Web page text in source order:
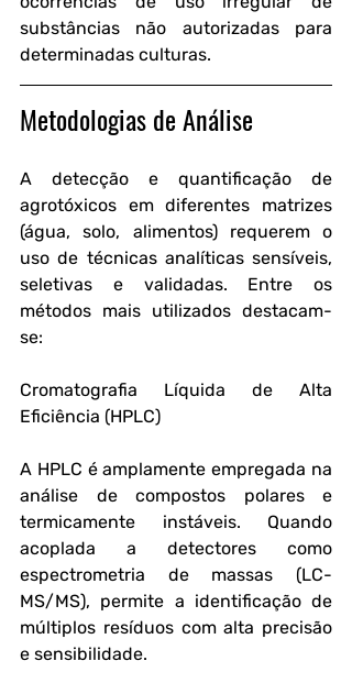
substâncias não autorizadas para
determinadas culturas.
Metodologias de Análise
A detecção e quantificação de
agrotóxicos em diferentes matrizes
(água, solo, alimentos) requerem o
uso de técnicas analíticas sensíveis,
seletivas e validadas. Entre os
métodos mais utilizados destacam-
se:
Cromatografia Líquida de Alta
Eficiência (HPLC)
A HPLC é amplamente empregada na
análise de compostos polares e
termicamente instáveis. Quando
acoplada a detectores como
espectrometria de massas (LC-
MS/MS), permite a identificação de
múltiplos resíduos com alta precisão
e sensibilidade.